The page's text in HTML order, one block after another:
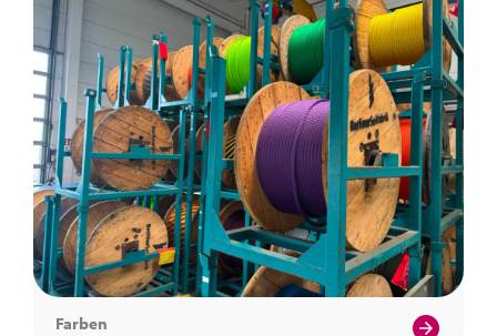
Farben